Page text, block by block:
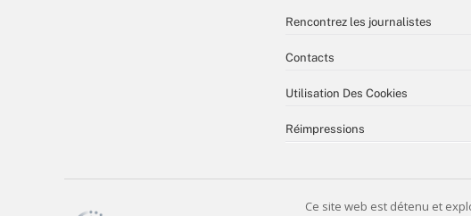
Rencontrez les journalistes
Contacts
Utilisation Des Cookies
Réimpressions